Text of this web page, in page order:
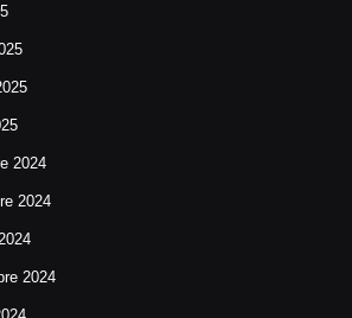
2024
2024
2024